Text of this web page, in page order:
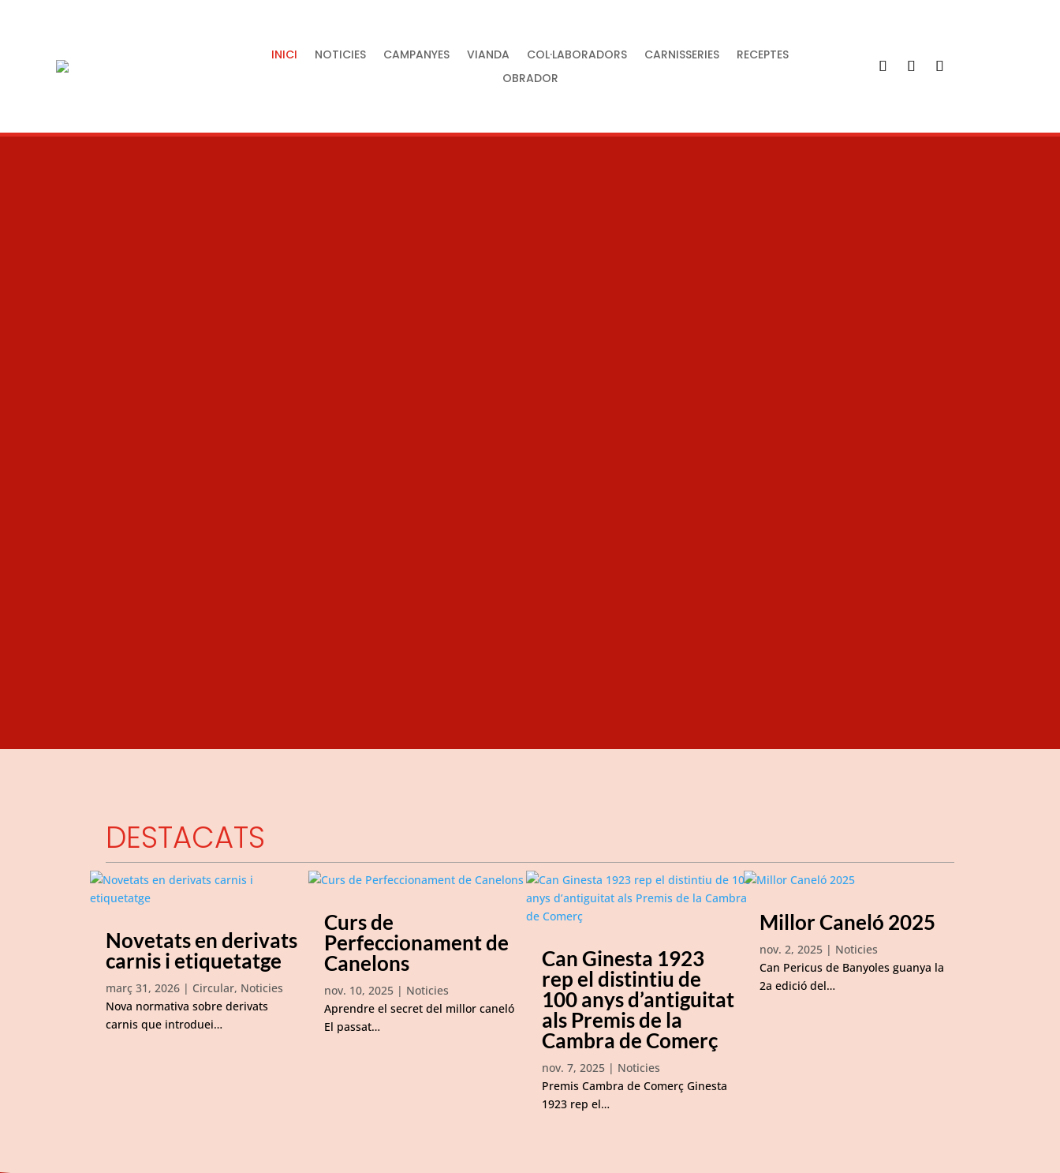
INICI NOTICIES CAMPANYES VIANDA COL·LABORADORS CARNISSERIES
RECEPTES
OBRADOR
DESTACATS
Novetats en derivats
carnis i etiquetatge
març 31, 2026 | Circular, Noticies
Nova normativa sobre derivats
carnis que introduei…
Curs de
Perfeccionament de
Canelons
nov. 10, 2025| Noticies
Aprendre el secret del millor caneló
El passat…
Can Ginesta 1923
rep el distintiu de
100 anys d’antiguitat
als Premis de la
Cambra de Comerç
nov. 7, 2025 | Noticies
Premis Cambra de Comerç Ginesta
1923 rep el…
Millor Caneló 2025
nov. 2, 2025 | Noticies
Can Pericus de Banyoles guanya la
2a edició del…